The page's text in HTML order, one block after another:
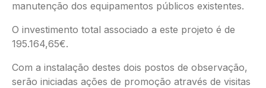
manutenção dos equipamentos públicos existentes.
O investimento total associado a este projeto é de
195.164,65€.
Com a instalação destes dois postos de observação,
serão iniciadas ações de promoção através de visitas